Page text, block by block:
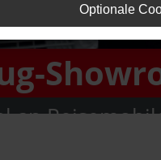
an
Optionale